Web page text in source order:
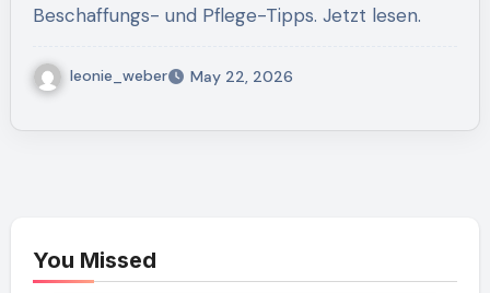
Beschaffungs- und Pflege-Tipps. Jetzt lesen.
leonie_weber May 22, 2026
You Missed